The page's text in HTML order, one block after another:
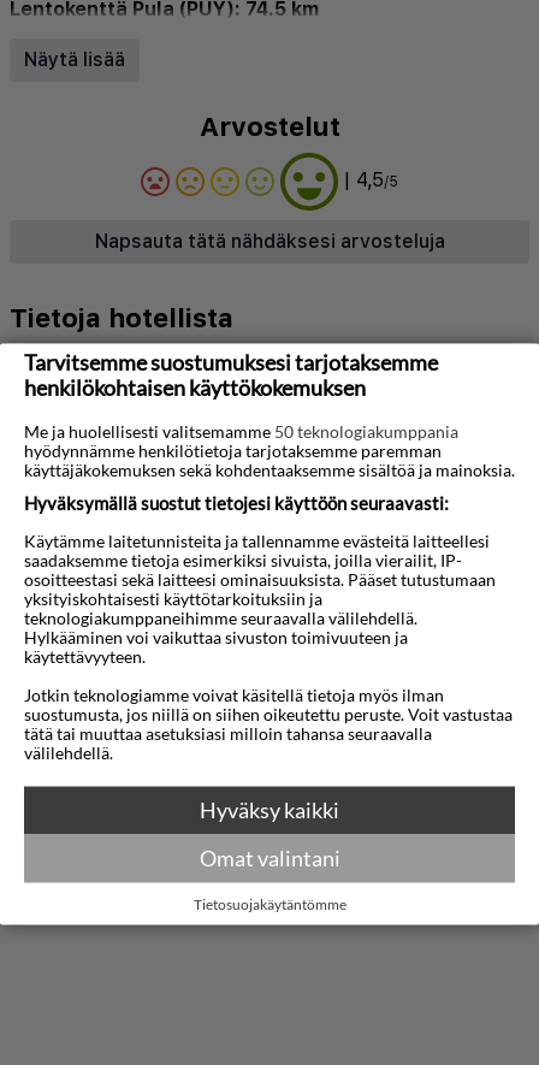
Lentokenttä Pula (PUY): 74.5 km
Kuntokeskus
Pysäköinti Ilmastointi
Näytä lisää
Arvostelut
| 4,5/5
Napsauta tätä nähdäksesi arvosteluja
Tietoja hotellista
Tervetuloa Aminess Vival Maestral Hotelliin,
moderniin merenrantakohteeseen, joka sijaitsee
vain muutaman askeleen päässä kimaltelevasta
Adrianmeren rannikosta Novigradissa, Kroatiassa.
Tämä kutsuva hotelli tarjoaa täydellisen
yhdistelmän mukavuutta ja käytännöllisyyttä, mikä
tekee siitä ihanteellisen valinnan sekä
lomamatkailijoille että liikematkailijoille.
Ympäröitynä rehevällä Välimeren kasvillisuudella ja
voivat nauttia helposta pääsystä paikallisiin
nähtävyyksiin, rantoihin ja elinvoimaisiin
kulttuurikohteisiin.
Hotelli tarjoaa erilaisia hyvin varustettuja huoneita
ja sviittejä, jotka on suunniteltu nykyaikaisella
sisustuksella ja rauhoittavilla väreillä. Kaikissa
Näytä lisää
Tarvitsemme suostumuksesi tarjotaksemme
henkilökohtaisen käyttökokemuksen
Me ja huolellisesti valitsemamme 50 teknologiakumppania
hyödynnämme henkilötietoja tarjotaksemme paremman
käyttäjäkokemuksen sekä kohdentaaksemme sisältöä ja mainoksia.
Hyväksymällä suostut tietojesi käyttöön seuraavasti:
Käytämme laitetunnisteita ja tallennamme evästeitä laitteellesi
saadaksemme tietoja esimerkiksi sivuista, joilla vierailit, IP-
osoitteestasi sekä laitteesi ominaisuuksista. Pääset tutustumaan
yksityiskohtaisesti käyttötarkoituksiin ja
teknologiakumppaneihimme seuraavalla välilehdellä.
Hylkääminen voi vaikuttaa sivuston toimivuuteen ja
käytettävyyteen.
Jotkin teknologiamme voivat käsitellä tietoja myös ilman
suostumusta, jos niillä on siihen oikeutettu peruste. Voit vastustaa
tätä tai muuttaa asetuksiasi milloin tahansa seuraavalla
välilehdellä.
Hyväksy kaikki
Omat valintani
Tietosuojakäytäntömme